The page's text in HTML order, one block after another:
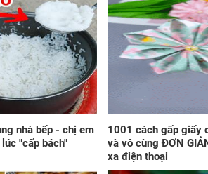
nhà bếp - chị em
"cấp bách"
1001 cách gấp giấy
và vô cùng ĐƠN
xa điện thoại